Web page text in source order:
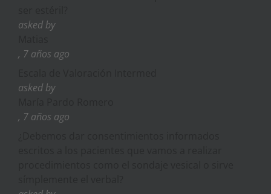
asked by
, 7 años ago
asked by
, 7 años ago